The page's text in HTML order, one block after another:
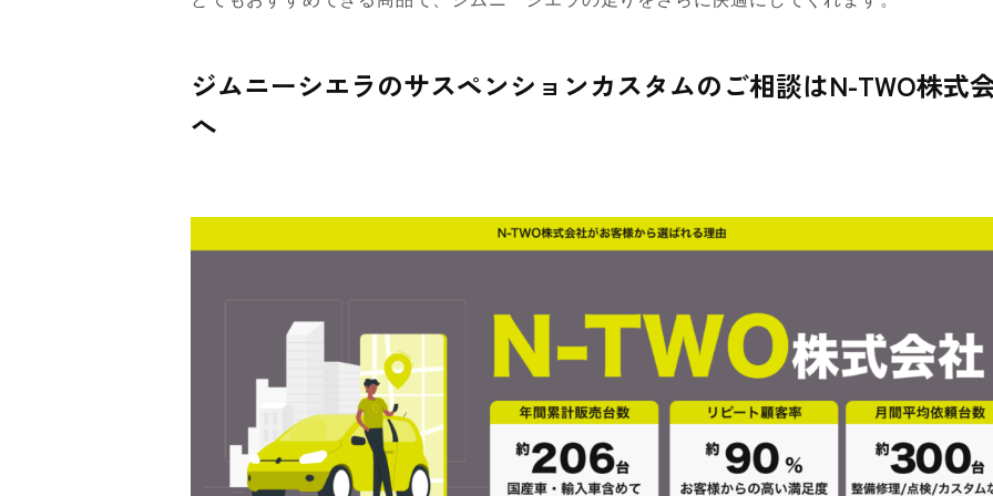
ジムニーシエラのサスペンションカスタムのご相談はN-TWO株式
へ